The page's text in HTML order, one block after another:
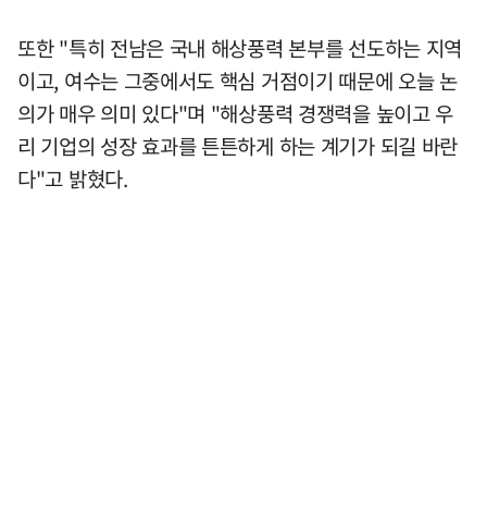
또한 "특히 전남은 국내 해상풍력 본부를 선도하는 지역
이고, 여수는 그중에서도 핵심 거점이기 때문에 오늘 논
의가 매우 의미 있다"며 "해상풍력 경쟁력을 높이고 우
리 기업의 성장 효과를 튼튼하게 하는 계기가 되길 바란
다"고 밝혔다.